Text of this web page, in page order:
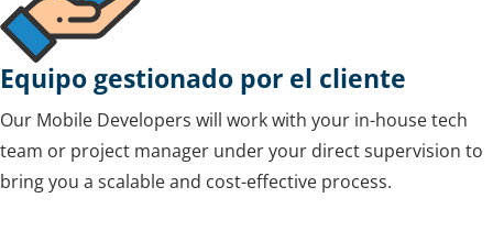
Equipo gestionado por el cliente
Our Mobile Developers will work with your in-house tech
team or project manager under your direct supervision to
bring you a scalable and cost-effective process.